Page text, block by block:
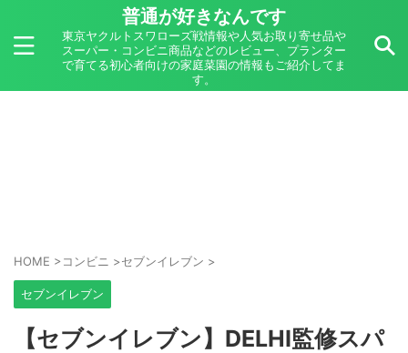
普通が好きなんです
東京ヤクルトスワローズ戦情報や人気お取り寄せ品や
スーパー・コンビニ商品などのレビュー、プランター
で育てる初心者向けの家庭菜園の情報もご紹介してま
す。
HOME >コンビニ >セブンイレブン >
セブンイレブン
【セブンイレブン】DELHI監修スパ